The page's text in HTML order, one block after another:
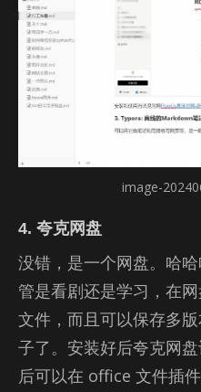
image-
4. 夸克网盘
没错，是一个网盘。哈
管是看剧还是学习，在
文件，而且可以保存多
子了。安装好后夸克网
后可以在 of­fice 文件插